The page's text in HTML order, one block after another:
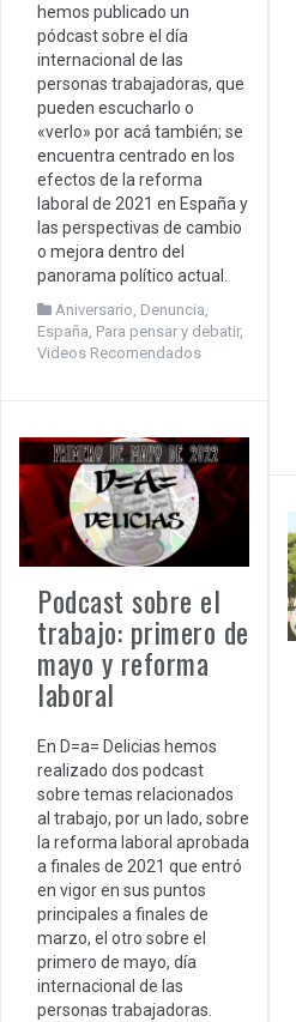
hemos publicado un
pódcast sobre el día
internacional de las
personas trabajadoras, que
pueden escucharlo o
«verlo» por acá también; se
encuentra centrado en los
efectos de la reforma
laboral de 2021 en España y
las perspectivas de cambio
o mejora dentro del
panorama político actual.
Aniversario, Denuncia,
España, Para pensar y debatir,
Videos Recomendados
Podcast sobre el
trabajo: primero de
mayo y reforma
laboral
En D=a= Delicias hemos
realizado dos podcast
sobre temas relacionados
al trabajo, por un lado, sobre
la reforma laboral aprobada
a finales de 2021 que entró
en vigor en sus puntos
principales a finales de
marzo, el otro sobre el
primero de mayo, día
internacional de las
personas trabajadoras.